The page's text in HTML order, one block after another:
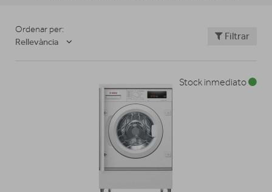
Ordenar per:
Rellevància
Filtrar
Stock inmediato